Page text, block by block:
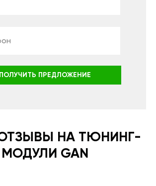
ПОЛУЧИТЬ ПРЕДЛОЖЕНИЕ
НА ТЮНИНГ-
МОДУЛИ GAN